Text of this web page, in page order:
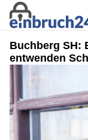
Buchberg SH:
entwenden